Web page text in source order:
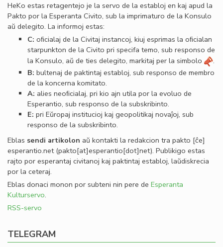
HeKo estas retagentejo je la servo de la establoj en kaj apud la
Pakto por la Esperanta Civito, sub la imprimaturo de la Konsulo
aŭ delegito. La informoj estas:
C: oﬁcialaj de la Civitaj instancoj, kiuj esprimas la oﬁcialan
starpunkton de la Civito pri specifa temo, sub responso de
la Konsulo, aŭ de ties delegito, markitaj per la simbolo
.
B: bultenaj de paktintaj establoj, sub responso de membro
de la koncerna komitato.
A: alies neoﬁcialaj, pri kio ajn utila por la evoluo de
Esperantio, sub responso de la subskribinto.
E: pri Eŭropaj institucioj kaj geopolitikaj novaĵoj, sub
responso de la subskribinto.
Eblas sendi artikolon aŭ kontakti la redakcion tra pakto [ĉe]
esperantio.net(pakto[at]esperantio[dot]net). Publikigo estas
rajto por esperantaj civitanoj kaj paktintaj establoj, laŭdiskrecia
por la ceteraj.
Eblas donaci monon por subteni nin pere de Esperanta
Kulturservo.
RSS-servo
TELEGRAM